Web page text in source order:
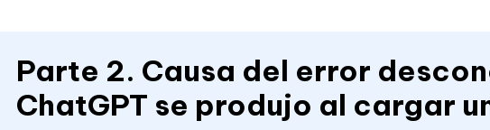
Parte 2. Causa del error
ChatGPT se produjo al cargar